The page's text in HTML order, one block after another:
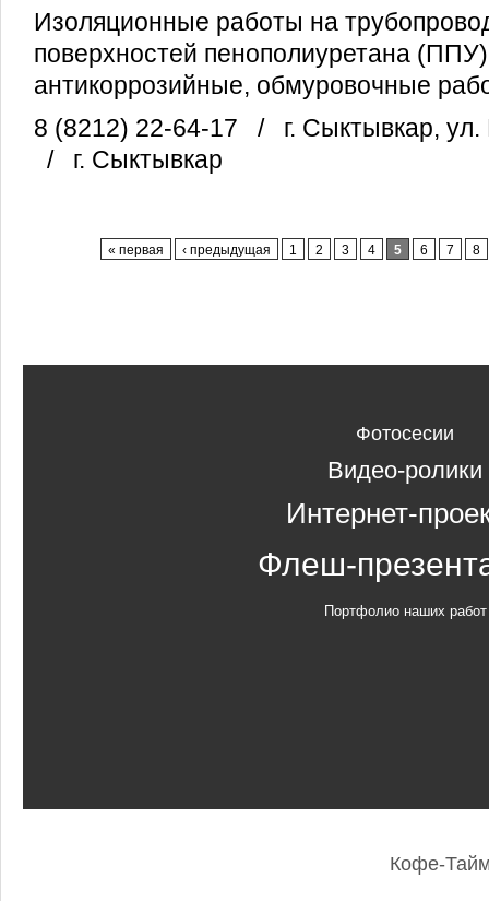
Изоляционные работы на
поверхностей пенополиуретана
антикоррозийные, обмуровочные
8 (8212) 22-64-17
/
г. Сыктывкар,
/
г. Сыктывкар
« первая ‹ предыдущая 1 2 3 4 5 6 7 8
Фотосесии
Видео-ролики
Интернет-
Флеш-
Портфолио наших работ
Кофе-